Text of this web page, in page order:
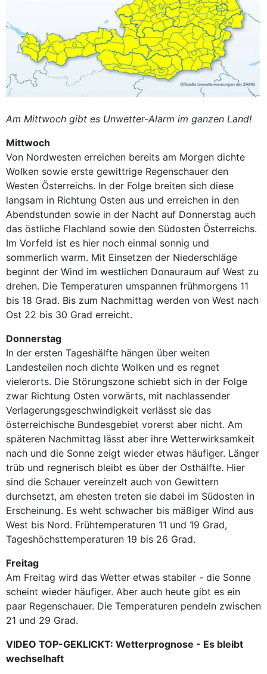
Am Mittwoch gibt es Unwetter-Alarm im ganzen Land!
Mittwoch
Von Nordwesten erreichen bereits am Morgen dichte
Wolken sowie erste gewittrige Regenschauer den
Westen Österreichs. In der Folge breiten sich diese
langsam in Richtung Osten aus und erreichen in den
Abendstunden sowie in der Nacht auf Donnerstag auch
das östliche Flachland sowie den Südosten Österreichs.
Im Vorfeld ist es hier noch einmal sonnig und
sommerlich warm. Mit Einsetzen der Niederschläge
beginnt der Wind im westlichen Donauraum auf West zu
drehen. Die Temperaturen umspannen frühmorgens 11
bis 18 Grad. Bis zum Nachmittag werden von West nach
Ost 22 bis 30 Grad erreicht.
Donnerstag
In der ersten Tageshälfte hängen über weiten
Landesteilen noch dichte Wolken und es regnet
vielerorts. Die Störungszone schiebt sich in der Folge
zwar Richtung Osten vorwärts, mit nachlassender
Verlagerungsgeschwindigkeit verlässt sie das
österreichische Bundesgebiet vorerst aber nicht. Am
späteren Nachmittag lässt aber ihre Wetterwirksamkeit
nach und die Sonne zeigt wieder etwas häufiger. Länger
trüb und regnerisch bleibt es über der Osthälfte. Hier
sind die Schauer vereinzelt auch von Gewittern
durchsetzt, am ehesten treten sie dabei im Südosten in
Erscheinung. Es weht schwacher bis mäßiger Wind aus
West bis Nord. Frühtemperaturen 11 und 19 Grad,
Tageshöchsttemperaturen 19 bis 26 Grad.
Freitag
Am Freitag wird das Wetter etwas stabiler - die Sonne
scheint wieder häufiger. Aber auch heute gibt es ein
paar Regenschauer. Die Temperaturen pendeln zwischen
21 und 29 Grad.
VIDEO TOP-GEKLICKT: Wetterprognose - Es bleibt
wechselhaft